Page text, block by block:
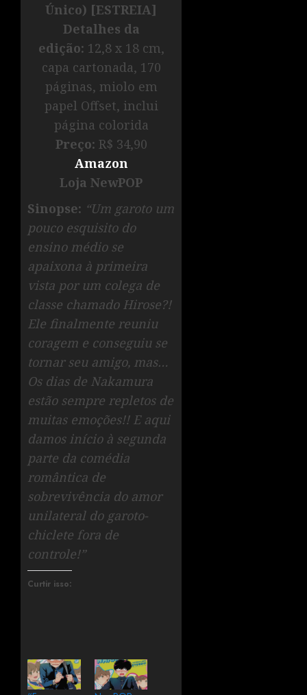
Único) [ESTREIA]
Detalhes da
edição: 12,8 x 18 cm,
capa cartonada, 170
páginas, miolo em
papel Offset, inclui
página colorida
Preço: R$ 34,90
Amazon
Loja NewPOP
Sinopse: “Um garoto um
pouco esquisito do
ensino médio se
apaixona à primeira
vista por um colega de
classe chamado Hirose?!
Ele finalmente reuniu
coragem e conseguiu se
tornar seu amigo, mas…
Os dias de Nakamura
estão sempre repletos de
muitas emoções!! E aqui
damos início à segunda
parte da comédia
romântica de
sobrevivência do amor
unilateral do garoto-
chiclete fora de
controle!”
Curtir isso: